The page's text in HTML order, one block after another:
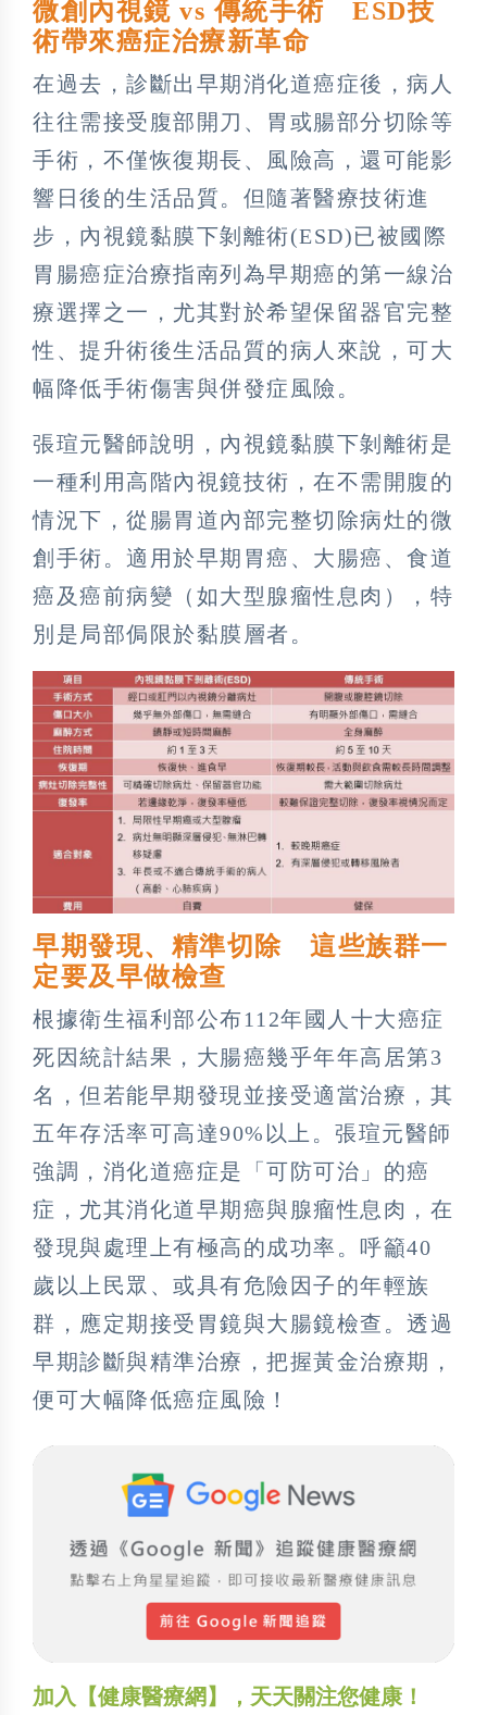
微創內視鏡 vs 傳統手術 ESD技
術帶來癌症治療新革命
在過去，診斷出早期消化道癌症後，病人
往往需接受腹部開刀、胃或腸部分切除等
手術，不僅恢復期長、風險高，還可能影
響日後的生活品質。但隨著醫療技術進
步，內視鏡黏膜下剝離術(ESD)已被國際
胃腸癌症治療指南列為早期癌的第一線治
療選擇之一，尤其對於希望保留器官完整
性、提升術後生活品質的病人來說，可大
幅降低手術傷害與併發症風險。
張瑄元醫師說明，內視鏡黏膜下剝離術是
一種利用高階內視鏡技術，在不需開腹的
情況下，從腸胃道內部完整切除病灶的微
創手術。適用於早期胃癌、大腸癌、食道
癌及癌前病變（如大型腺瘤性息肉），特
別是局部侷限於黏膜層者。
早期發現、精準切除 這些族群一
定要及早做檢查
根據衛生福利部公布112年國人十大癌症
死因統計結果，大腸癌幾乎年年高居第3
名，但若能早期發現並接受適當治療，其
五年存活率可高達90%以上。張瑄元醫師
強調，消化道癌症是「可防可治」的癌
症，尤其消化道早期癌與腺瘤性息肉，在
發現與處理上有極高的成功率。呼籲40
歲以上民眾、或具有危險因子的年輕族
群，應定期接受胃鏡與大腸鏡檢查。透過
早期診斷與精準治療，把握黃金治療期，
便可大幅降低癌症風險！
加入【健康醫療網】，天天關注您健康！